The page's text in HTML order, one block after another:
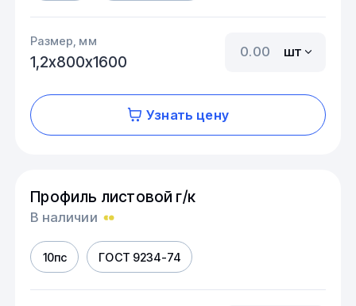
Размер, мм
1,2х800х1600
шт
Узнать цену
Профиль листовой г/к
В наличии
10пс ГОСТ 9234-74